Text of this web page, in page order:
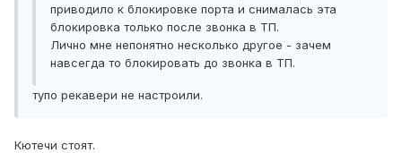
приводило к блокировке порта и снималась эта
блокировка только после звонка в ТП.
Лично мне непонятно несколько другое - зачем
навсегда то блокировать до звонка в ТП.
тупо рекавери не настроили.
Кютечи стоят.